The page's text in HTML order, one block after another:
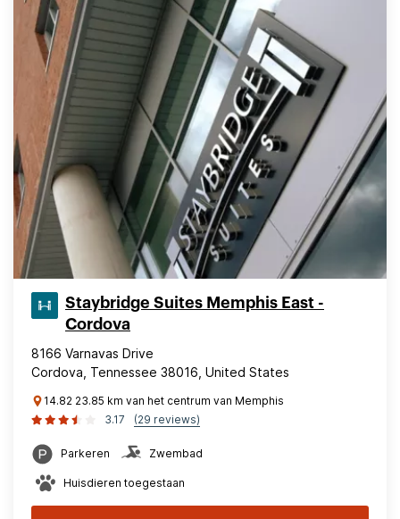
Staybridge Suites Memphis East -
Cordova
8166 Varnavas Drive
Cordova, Tennessee 38016, United States
14.82 23.85 km van het centrum van Memphis
3.17
(29 reviews)
Parkeren Zwembad
Huisdieren toegestaan